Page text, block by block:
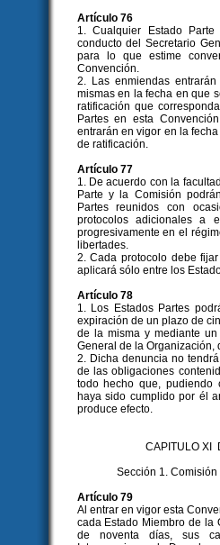
Artículo 76
1. Cualquier Estado
conducto del Secretario
para lo que estime
Convención.
2. Las enmiendas
mismas en la fecha en que
ratificación que
Partes en esta
entrarán en vigor en la
de ratificación.
Artículo 77
1. De acuerdo con la
Parte y la Comisión
Partes reunidos con
protocolos adicionales a
progresivamente en el
libertades.
2. Cada protocolo debe
aplicará sólo entre los
Artículo 78
1. Los Estados Partes
expiración de un plazo de
de la misma y mediante
General de la Organización,
2. Dicha denuncia no
de las obligaciones
todo hecho que, pudiendo
haya sido cumplido por él
produce efecto.
CAPITULO XI
Sección 1.
Artículo 79
Al entrar en vigor esta
cada Estado Miembro de la
de noventa días, sus